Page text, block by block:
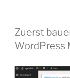
Zuerst
WordPress